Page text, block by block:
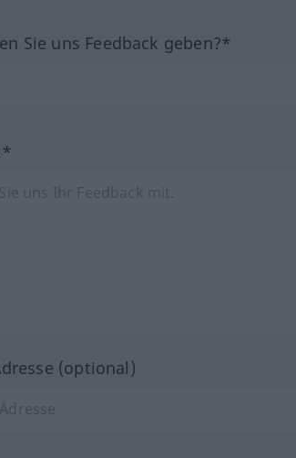
Sie uns Feedback geben?*
(optional)